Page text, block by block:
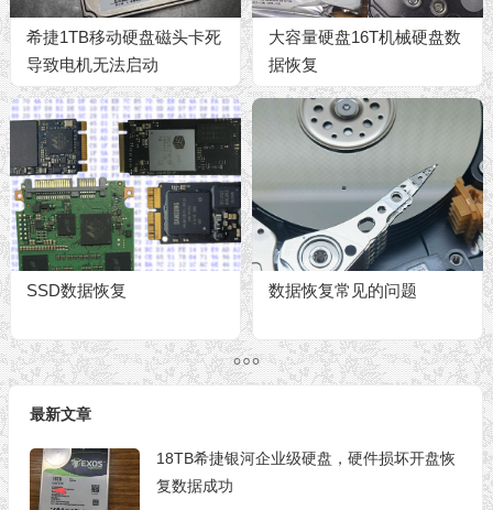
希捷1TB移动硬盘磁头卡死
导致电机无法启动
ST1000LM024开盘数据恢
复成功
大容量硬盘16T机械硬盘数
据恢复
SSD数据恢复 数据恢复常见的问题
最新文章
18TB希捷银河企业级硬盘，硬件损坏开盘恢
复数据成功